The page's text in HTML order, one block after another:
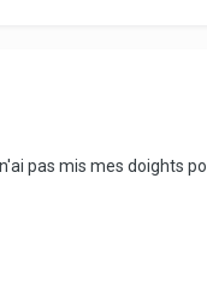
pas mis mes doights